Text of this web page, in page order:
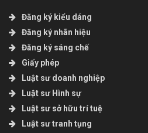
Đăng ký kiểu dáng
Đăng ký nhãn hiệu
Đăng ký sáng chế
Giấy phép
Luật sư doanh nghiệp
Luật sư Hình sự
Luật sư sở hữu trí tuệ
Luật sư tranh tụng